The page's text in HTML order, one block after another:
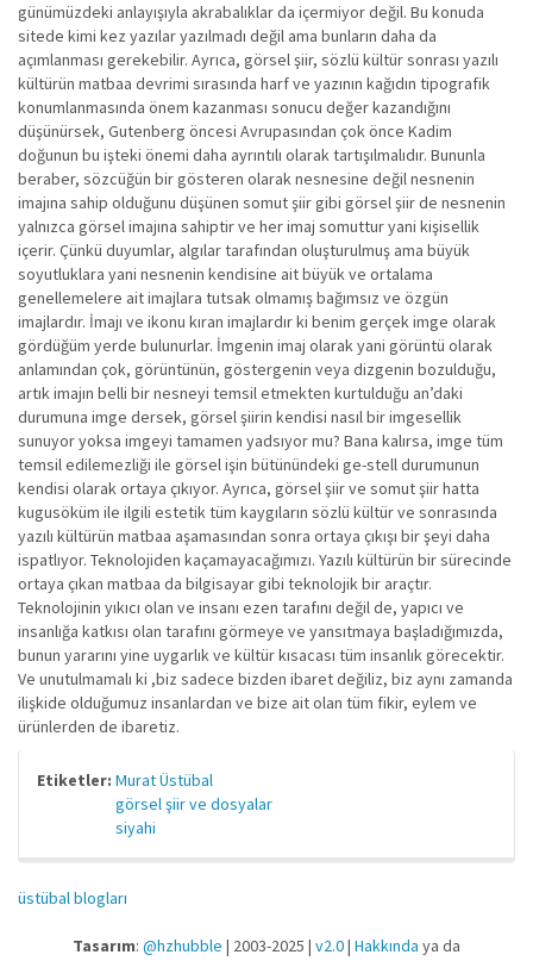
günümüzdeki anlayışıyla akrabalıklar da içermiyor değil. Bu konuda
sitede kimi kez yazılar yazılmadı değil ama bunların daha da
açımlanması gerekebilir. Ayrıca, görsel şiir, sözlü kültür sonrası yazılı
kültürün matbaa devrimi sırasında harf ve yazının kağıdın tipografik
konumlanmasında önem kazanması sonucu değer kazandığını
düşünürsek, Gutenberg öncesi Avrupasından çok önce Kadim
doğunun bu işteki önemi daha ayrıntılı olarak tartışılmalıdır. Bununla
beraber, sözcüğün bir gösteren olarak nesnesine değil nesnenin
imajına sahip olduğunu düşünen somut şiir gibi görsel şiir de nesnenin
yalnızca görsel imajına sahiptir ve her imaj somuttur yani kişisellik
içerir. Çünkü duyumlar, algılar tarafından oluşturulmuş ama büyük
soyutluklara yani nesnenin kendisine ait büyük ve ortalama
genellemelere ait imajlara tutsak olmamış bağımsız ve özgün
imajlardır. İmajı ve ikonu kıran imajlardır ki benim gerçek imge olarak
gördüğüm yerde bulunurlar. İmgenin imaj olarak yani görüntü olarak
anlamından çok, görüntünün, göstergenin veya dizgenin bozulduğu,
artık imajın belli bir nesneyi temsil etmekten kurtulduğu an’daki
durumuna imge dersek, görsel şiirin kendisi nasıl bir imgesellik
sunuyor yoksa imgeyi tamamen yadsıyor mu? Bana kalırsa, imge tüm
temsil edilemezliği ile görsel işin bütünündeki ge-stell durumunun
kendisi olarak ortaya çıkıyor. Ayrıca, görsel şiir ve somut şiir hatta
kugusöküm ile ilgili estetik tüm kaygıların sözlü kültür ve sonrasında
yazılı kültürün matbaa aşamasından sonra ortaya çıkışı bir şeyi daha
ispatlıyor. Teknolojiden kaçamayacağımızı. Yazılı kültürün bir sürecinde
ortaya çıkan matbaa da bilgisayar gibi teknolojik bir araçtır.
Teknolojinin yıkıcı olan ve insanı ezen tarafını değil de, yapıcı ve
insanlığa katkısı olan tarafını görmeye ve yansıtmaya başladığımızda,
bunun yararını yine uygarlık ve kültür kısacası tüm insanlık görecektir.
Ve unutulmamalı ki ,biz sadece bizden ibaret değiliz, biz aynı zamanda
ilişkide olduğumuz insanlardan ve bize ait olan tüm fikir, eylem ve
ürünlerden de ibaretiz.
Etiketler: Murat Üstübal
görsel şiir ve dosyalar
siyahi
üstübal blogları
Tasarım: @hzhubble | 2003-2025 | v2.0| Hakkında ya da